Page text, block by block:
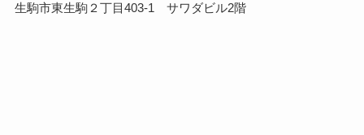
生駒市東生駒２丁目403-1 サワダビル2階